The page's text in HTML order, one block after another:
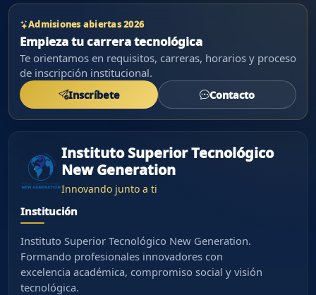
Admisiones abiertas 2026
Empieza tu carrera tecnológica
Te orientamos en requisitos, carreras, horarios y proceso
de inscripción institucional.
Inscríbete Contacto
Instituto Superior Tecnológico
New Generation
Innovando junto a ti
Institución
Instituto Superior Tecnológico New Generation.
Formando profesionales innovadores con
excelencia académica, compromiso social y visión
tecnológica.